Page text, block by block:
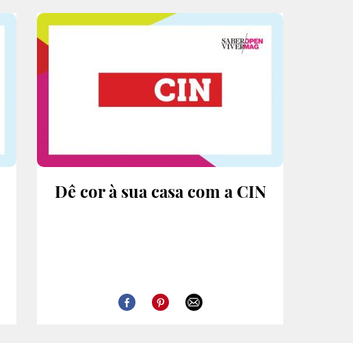
Dê cor à sua casa com a CIN